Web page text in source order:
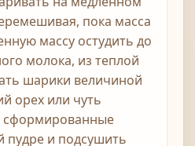
пока масса
массу остудить до
молока, из теплой
шарики величиной
орех или чуть
сформированные
пудре и подсушить